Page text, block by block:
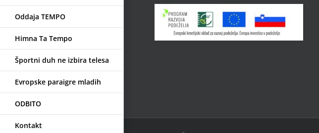
Oddaja TEMPO
Himna Ta Tempo
Športni duh ne izbira telesa
Evropske paraigre mladih
ODBITO
Kontakt